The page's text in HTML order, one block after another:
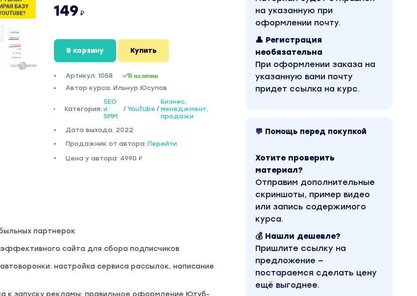
149 ₽
В корзину Купить
Артикул: 1058 В наличии
Автор курса: Ильнур Юсупов
Категория:
SEO
и
SMM
/ YouTube /
Бизнес,
менеджмент,
продажи
Дата выхода: 2022
Продажник от автора: Перейти
Цена у автора: 4990 ₽
партнерок
сайта для сбора подписчиков
настройка сервиса рассылок, написание
к запуску рекламы: правильное оформление Ютуб-
на указанную при
оформлении почту.
👤 Регистрация
необязательна
При оформлении заказа на
указанную вами почту
придет ссылка на курс.
💬 Помощь перед покупкой
Хотите проверить
материал?
Отправим дополнительные
скриншоты, пример видео
или запись содержимого
курса.
💰 Нашли дешевле?
Пришлите ссылку на
предложение —
постараемся сделать цену
ещё выгоднее.